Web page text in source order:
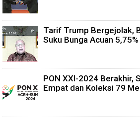
Tarif Trump Bergejolak,
Suku Bunga Acuan 5,75%
PON XXI-2024 Berakhir,
Empat dan Koleksi 79